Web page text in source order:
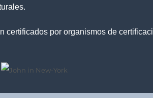
certificados por organismos de